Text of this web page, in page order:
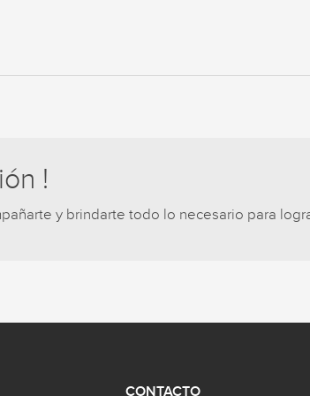
!
y brindarte todo lo necesario para
CONTACTO